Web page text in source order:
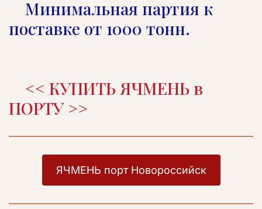
поставке от 1000 тонн.
<< КУПИТЬ ЯЧМЕНЬ в
ПОРТУ >>
ЯЧМЕНЬ порт Новороссийск